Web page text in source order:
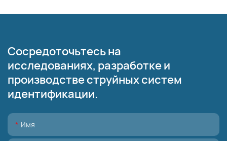
Сосредоточьтесь на
исследованиях, разработке и
производстве струйных систем
идентификации.
Имя